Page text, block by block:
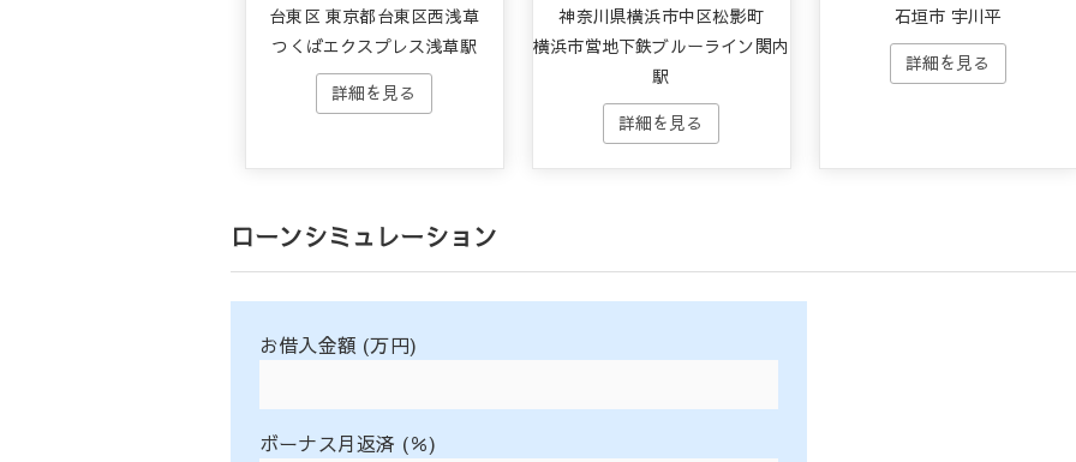
台東区 東京都台東区西浅草
つくばエクスプレス浅草駅
神奈川県横浜市中区松影町
横浜市営地下鉄ブルーライン関内
駅
石垣市 宇川平
ローンシミュレーション
お借入金額 (万円)
ボーナス月返済 (％)